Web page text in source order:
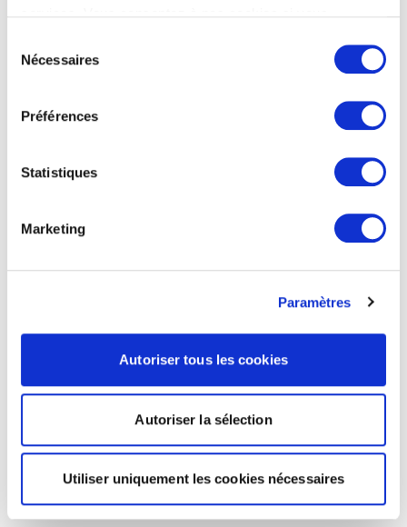
Nécessaires
Préférences
Statistiques
Marketing
Paramètres
Autoriser tous les cookies
Autoriser la sélection
Utiliser uniquement les cookies nécessaires